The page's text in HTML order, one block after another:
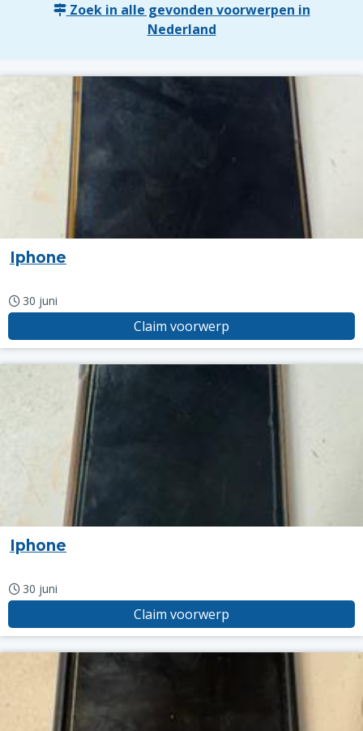
Zoek in alle gevonden voorwerpen in
Nederland
Iphone
30 juni
Claim voorwerp
Iphone
30 juni
Claim voorwerp